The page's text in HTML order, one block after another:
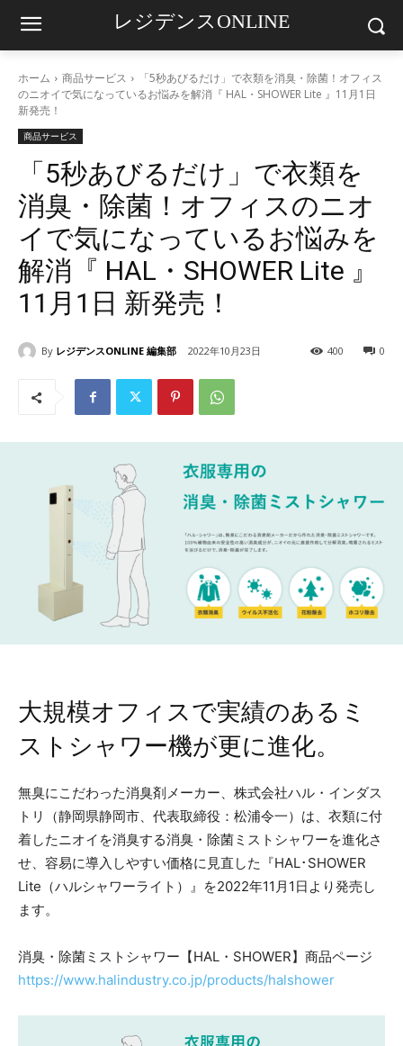
レジデンスONLINE
ホーム 商品サービス
「5秒あびるだけ」で衣類を消臭・除菌！オフィス
のニオイで気になっているお悩みを解消『 HAL・SHOWER Lite 』11月1日
新発売！
商品サービス
「5秒あびるだけ」で衣類を
消臭・除菌！オフィスのニオ
イで気になっているお悩みを
解消『 HAL・SHOWER Lite 』
11月1日 新発売！
By レジデンスONLINE 編集部 2022年10月23日 0
400
大規模オフィスで実績のあるミ
ストシャワー機が更に進化。
無臭にこだわった消臭剤メーカー、株式会社ハル・インダス
トリ（静岡県静岡市、代表取締役：松浦令一）は、衣類に付
着したニオイを消臭する消臭・除菌ミストシャワーを進化さ
せ、容易に導入しやすい価格に見直した『HAL･SHOWER
Lite（ハルシャワーライト）』を2022年11月1日より発売し
ます。
消臭・除菌ミストシャワー【HAL・SHOWER】商品ページ
https://www.halindustry.co.jp/products/halshower